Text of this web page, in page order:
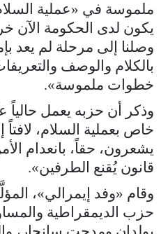
ملموسة في «عملية
يكون لدى الحكومة الآن
وصلنا إلى مرحلة لم يعد
بالكلام والوصف
خطوات ملموسة».
وذكر أن حزبه يعمل
خاص بعملية السلام، لافتاً
يشعرون، حقاً، بانعدام
قانون يُقنع الطرفين».
وقام «وفد إيمرالي»،
حزب الديمقراطية